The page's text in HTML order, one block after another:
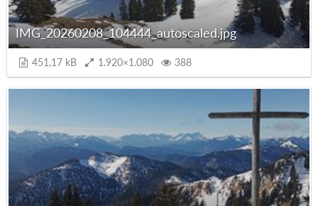
IMG_20260208_104444_autoscaled.jpg
451,17 kB 1.920×1.080 388